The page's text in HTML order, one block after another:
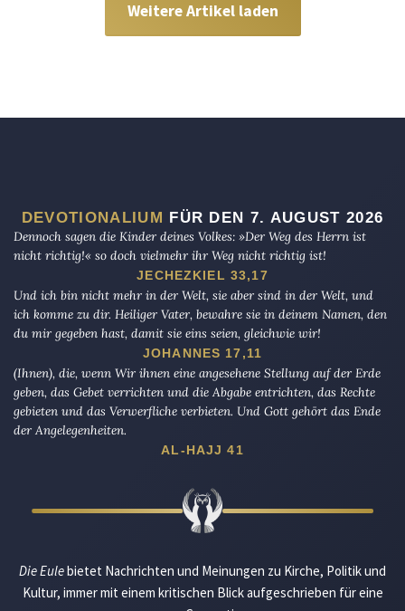
Weitere Artikel laden
DEVOTIONALIUM FÜR DEN 7. AUGUST 2026
Dennoch sagen die Kinder deines Volkes: »Der Weg des Herrn ist
nicht richtig!« so doch vielmehr ihr Weg nicht richtig ist!
JECHEZKIEL 33,17
Und ich bin nicht mehr in der Welt, sie aber sind in der Welt, und
ich komme zu dir. Heiliger Vater, bewahre sie in deinem Namen, den
du mir gegeben hast, damit sie eins seien, gleichwie wir!
JOHANNES 17,11
(Ihnen), die, wenn Wir ihnen eine angesehene Stellung auf der Erde
geben, das Gebet verrichten und die Abgabe entrichten, das Rechte
gebieten und das Verwerfliche verbieten. Und Gott gehört das Ende
der Angelegenheiten.
AL-HAJJ 41
Die Eulebietet Nachrichten und Meinungen zu Kirche, Politik und
Kultur, immer mit einem kritischen Blick aufgeschrieben für eine